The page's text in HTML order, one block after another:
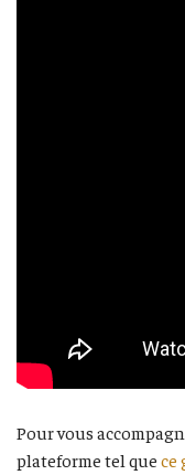
Pour vous
plateforme tel que ce